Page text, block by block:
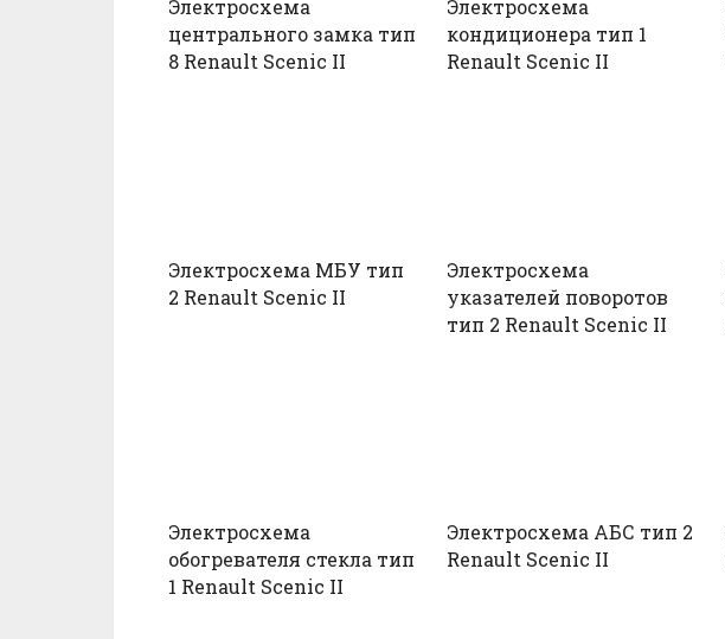
Электросхема
центрального замка тип
8 Renault Scenic II
Электросхема
кондиционера тип 1
Renault Scenic II
Электросхема МБУ тип
2 Renault Scenic II
Электросхема
указателей поворотов
тип 2 Renault Scenic II
Электросхема
обогревателя стекла тип
1 Renault Scenic II
Электросхема АБС тип 2
Renault Scenic II